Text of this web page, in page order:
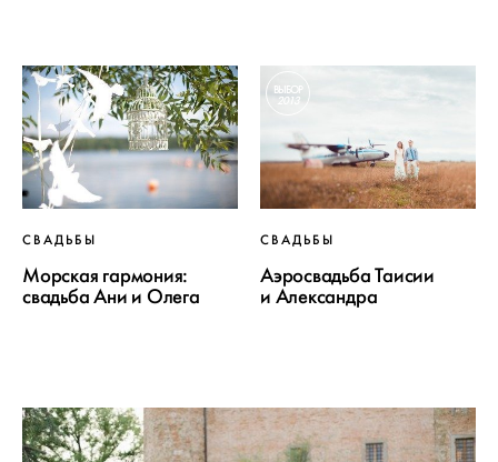
СВАДЬБЫ
Морская гармония:
свадьба Ани и Олега
ВЫБОР
2013
СВАДЬБЫ
Аэросвадьба Таисии
и Александра